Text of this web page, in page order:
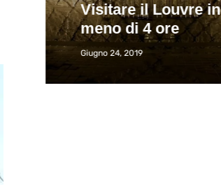
Visitare il Louvre in
meno di 4 ore
Giugno 24, 2019